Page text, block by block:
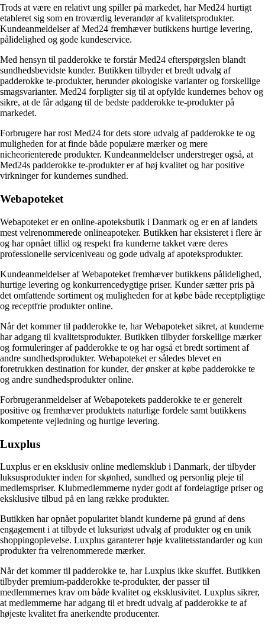
Trods at være en relativt ung spiller på markedet, har Med24 hurtigt
etableret sig som en troværdig leverandør af kvalitetsprodukter.
Kundeanmeldelser af Med24 fremhæver butikkens hurtige levering,
pålidelighed og gode kundeservice.
Med hensyn til padderokke te forstår Med24 efterspørgslen blandt
sundhedsbevidste kunder. Butikken tilbyder et bredt udvalg af
padderokke te-produkter, herunder økologiske varianter og forskellige
smagsvarianter. Med24 forpligter sig til at opfylde kundernes behov og
sikre, at de får adgang til de bedste padderokke te-produkter på
markedet.
Forbrugere har rost Med24 for dets store udvalg af padderokke te og
muligheden for at finde både populære mærker og mere
nicheorienterede produkter. Kundeanmeldelser understreger også, at
Med24s padderokke te-produkter er af høj kvalitet og har positive
virkninger for kundernes sundhed.
Webapoteket
Webapoteket er en online-apoteksbutik i Danmark og er en af landets
mest velrenommerede onlineapoteker. Butikken har eksisteret i flere år
og har opnået tillid og respekt fra kunderne takket være deres
professionelle serviceniveau og gode udvalg af apoteksprodukter.
Kundeanmeldelser af Webapoteket fremhæver butikkens pålidelighed,
hurtige levering og konkurrencedygtige priser. Kunder sætter pris på
det omfattende sortiment og muligheden for at købe både receptpligtige
og receptfrie produkter online.
Når det kommer til padderokke te, har Webapoteket sikret, at kunderne
har adgang til kvalitetsprodukter. Butikken tilbyder forskellige mærker
og formuleringer af padderokke te og har også et bredt sortiment af
andre sundhedsprodukter. Webapoteket er således blevet en
foretrukken destination for kunder, der ønsker at købe padderokke te
og andre sundhedsprodukter online.
Forbrugeranmeldelser af Webapotekets padderokke te er generelt
positive og fremhæver produktets naturlige fordele samt butikkens
kompetente vejledning og hurtige levering.
Luxplus
Luxplus er en eksklusiv online medlemsklub i Danmark, der tilbyder
luksusprodukter inden for skønhed, sundhed og personlig pleje til
medlemspriser. Klubmedlemmerne nyder godt af fordelagtige priser og
eksklusive tilbud på en lang række produkter.
Butikken har opnået popularitet blandt kunderne på grund af dens
engagement i at tilbyde et luksuriøst udvalg af produkter og en unik
shoppingoplevelse. Luxplus garanterer høje kvalitetsstandarder og kun
produkter fra velrenommerede mærker.
Når det kommer til padderokke te, har Luxplus ikke skuffet. Butikken
tilbyder premium-padderokke te-produkter, der passer til
medlemmernes krav om både kvalitet og eksklusivitet. Luxplus sikrer,
at medlemmerne har adgang til et bredt udvalg af padderokke te af
højeste kvalitet fra anerkendte producenter.